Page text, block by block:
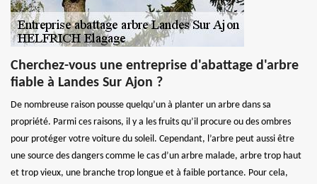
Cherchez-vous une entreprise d'abattage d'arbre
fiable à Landes Sur Ajon ?
De nombreuse raison pousse quelqu’un à planter un arbre dans sa
propriété. Parmi ces raisons, il y a les fruits qu’il procure ou des ombres
pour protéger votre voiture du soleil. Cependant, l’arbre peut aussi être
une source des dangers comme le cas d’un arbre malade, arbre trop haut
et trop vieux, une branche trop longue et à faible portance. Pour cela,